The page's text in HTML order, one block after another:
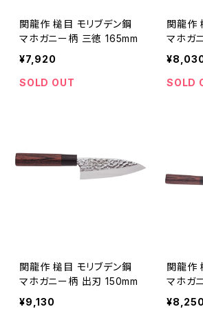
関龍作 槌目 モリブデン鋼
マホガニー柄 三徳 165mm
¥7,920
SOLD OUT
関龍作
マホガ
SOLD
関龍作 槌目 モリブデン鋼
マホガニー柄 出刃 150mm
¥9,130
関龍作
マホガ
¥8,250